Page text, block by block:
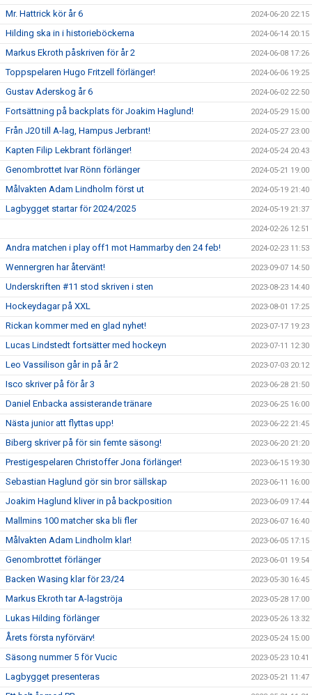
Mr. Hattrick kör år 6 2024-06-20 22:15
Hilding ska in i historieböckerna 2024-06-14 20:15
Markus Ekroth påskriven för år 2 2024-06-08 17:26
Toppspelaren Hugo Fritzell förlänger! 2024-06-06 19:25
Gustav Aderskog år 6 2024-06-02 22:50
Fortsättning på backplats för Joakim Haglund! 2024-05-29 15:00
Från J20 till A-lag, Hampus Jerbrant! 2024-05-27 23:00
Kapten Filip Lekbrant förlänger! 2024-05-24 20:43
Genombrottet Ivar Rönn förlänger 2024-05-21 19:00
Målvakten Adam Lindholm först ut 2024-05-19 21:40
Lagbygget startar för 2024/2025 2024-05-19 21:37
2024-02-26 12:51
Andra matchen i play off1 mot Hammarby den 24 feb! 2024-02-23 11:53
Wennergren har återvänt! 2023-09-07 14:50
Underskriften #11 stod skriven i sten 2023-08-23 14:40
Hockeydagar på XXL 2023-08-01 17:25
Rickan kommer med en glad nyhet! 2023-07-17 19:23
Lucas Lindstedt fortsätter med hockeyn 2023-07-11 12:30
Leo Vassilison går in på år 2 2023-07-03 20:12
Isco skriver på för år 3 2023-06-28 21:50
Daniel Enbacka assisterande tränare 2023-06-25 16:00
Nästa junior att flyttas upp! 2023-06-22 21:45
Biberg skriver på för sin femte säsong! 2023-06-20 21:20
Prestigespelaren Christoffer Jona förlänger! 2023-06-15 19:30
Sebastian Haglund gör sin bror sällskap 2023-06-11 16:00
Joakim Haglund kliver in på backposition 2023-06-09 17:44
Mallmins 100 matcher ska bli fler 2023-06-07 16:40
Målvakten Adam Lindholm klar! 2023-06-05 17:15
Genombrottet förlänger 2023-06-01 19:54
Backen Wasing klar för 23/24 2023-05-30 16:45
Markus Ekroth tar A-lagströja 2023-05-28 17:00
Lukas Hilding förlänger 2023-05-26 13:32
Årets första nyförvärv! 2023-05-24 15:00
Säsong nummer 5 för Vucic 2023-05-23 10:41
Lagbygget presenteras 2023-05-21 11:47